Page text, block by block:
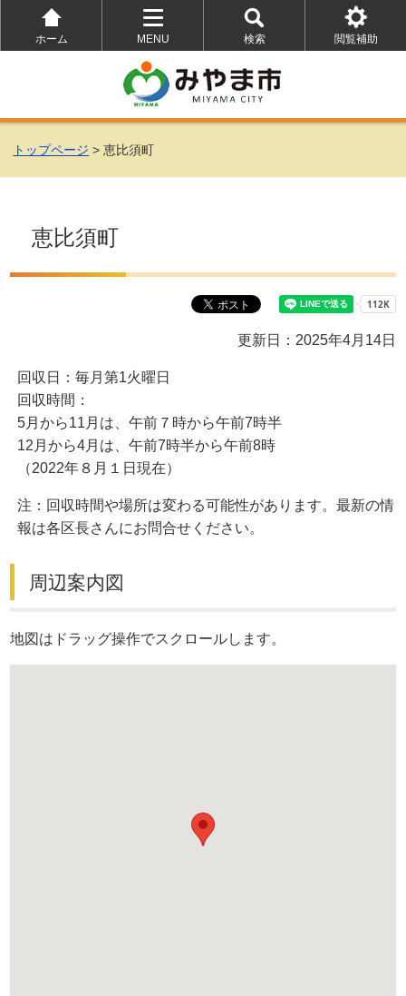
ホーム
MENU
を
開
く
検索
を
開
く
閲覧補助
を
トップページ > 恵比須町
恵比須町
更新日：2025年4月14日
回収日：毎月第1火曜日
回収時間：
5月から11月は、午前７時から午前7時半
12月から4月は、午前7時半から午前8時
（2022年８月１日現在）
注：回収時間や場所は変わる可能性があります。最新の情
報は各区長さんにお問合せください。
周辺案内図
地図はドラッグ操作でスクロールします。